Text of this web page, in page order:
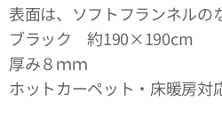
表面は、ソフトフランネルの
ブラック 約190×190cm
厚み８ｍｍ
ホットカーペット・床暖房対